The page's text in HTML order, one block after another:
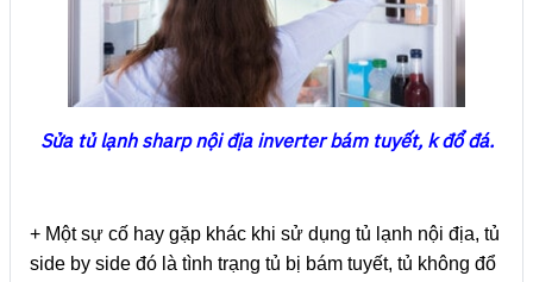
Sửa tủ lạnh sharp nội địa inverter bám tuyết, k đổ đá.
+ Một sự cố hay gặp khác khi sử dụng tủ lạnh nội địa, tủ
side by side đó là tình trạng tủ bị bám tuyết, tủ không đổ